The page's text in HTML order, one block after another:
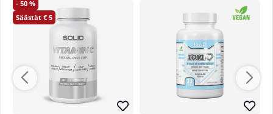
toinen annos iltapalan yhteydessä. Älä ylitä
suositeltua annosta.
Annoksia purkkia kohti:
180 grammaa
50
5